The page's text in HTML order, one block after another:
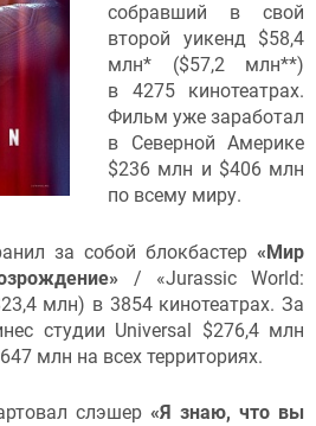
собравший в свой
второй уикенд $58,4
млн* ($57,2 млн**)
в 4275 кинотеатрах.
Фильм уже заработал
в Северной Америке
$236 млн и $406 млн
по всему миру.
за собой блокбастер «Мир
/ «Jurassic World:
млн) в 3854 кинотеатрах. За
студии Universal $276,4 млн
млн на всех территориях.
слэшер «Я знаю, что вы